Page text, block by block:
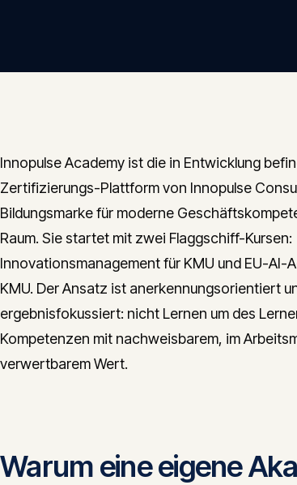
Innopulse Academy ist die in Entwicklung
Zertifizierungs-Plattform von Innopulse
Bildungsmarke für moderne
Raum. Sie startet mit zwei Flaggschiff-Kursen:
Innovationsmanagement für KMU und EU-AI-
KMU. Der Ansatz ist anerkennungsorientiert
ergebnisfokussiert: nicht Lernen um des
Kompetenzen mit nachweisbarem, im
verwertbarem Wert.
Warum eine eigene